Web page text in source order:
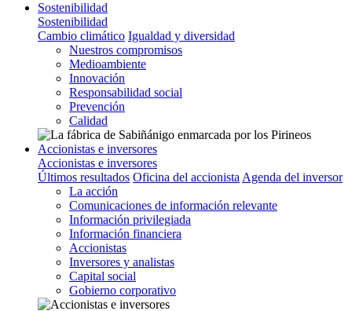
Sostenibilidad
Sostenibilidad
Cambio climático Igualdad y diversidad
Nuestros compromisos
Medioambiente
Innovación
Responsabilidad social
Prevención
Calidad
Accionistas e inversores
Accionistas e inversores
Últimos resultados Oficina del accionista Agenda del inversor
La acción
Comunicaciones de información relevante
Información privilegiada
Información financiera
Accionistas
Inversores y analistas
Capital social
Gobierno corporativo